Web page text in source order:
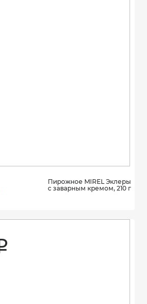
Пирожное MIREL Эклеры
с заварным кремом, 210 г